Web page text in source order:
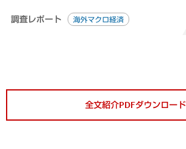
調査レポート 海外マクロ経済
全文紹介PDFダウンロード